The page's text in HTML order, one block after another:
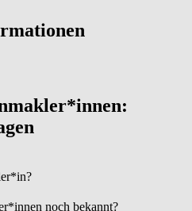
noch bekannt?